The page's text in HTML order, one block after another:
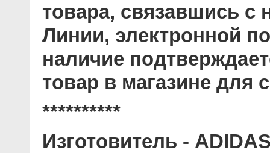
товара, связавшись
Линии, электронной
наличие
товар в магазине для
**********
Изготовитель -